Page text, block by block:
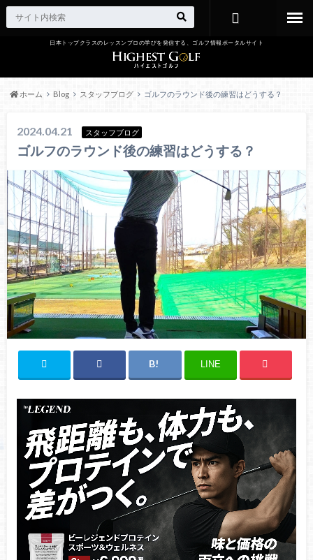
日本トップクラスのレッスンプロの学びを発信する、ゴルフ情報ポータルサイト
ホーム Blog スタッフブログ ゴルフのラウンド後の練習はどうする？
2024.04.21 スタッフブログ
ゴルフのラウンド後の練習はどうする？
LINE